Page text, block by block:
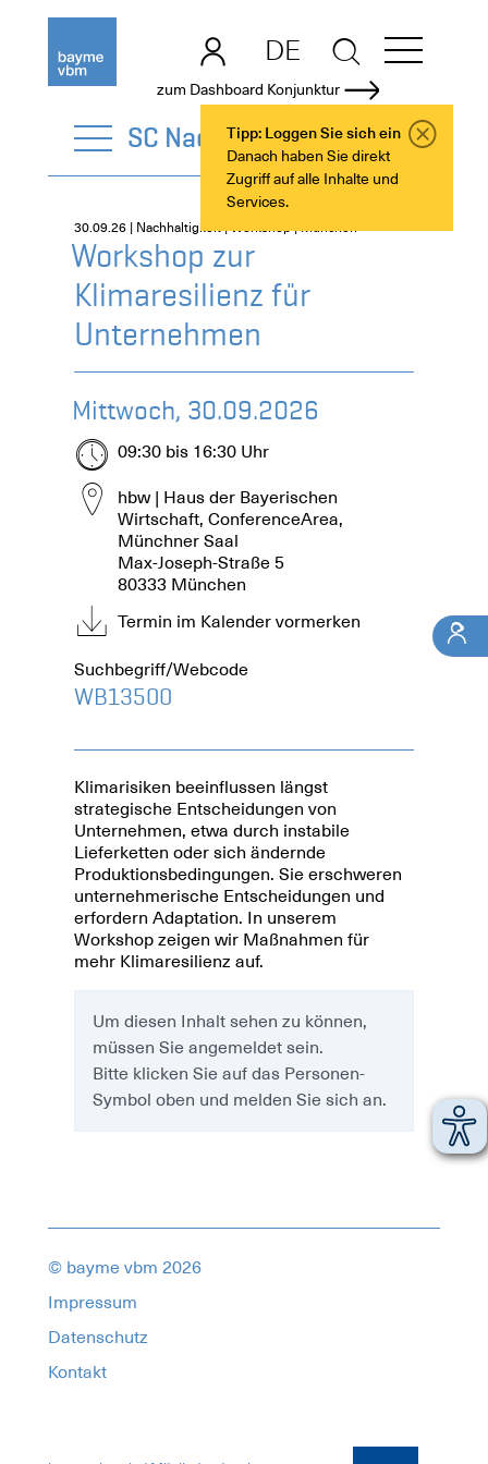
zum Dashboard Konjunktur
Tipp: Loggen Sie sich ein
Danach haben Sie direkt
Zugriff auf alle Inhalte und
Services.
DE
EN
SC Nachhaltigkeit
30.09.26 | Nachhaltigkeit | Workshop | München
Workshop zur
Klimaresilienz für
Unternehmen
Mittwoch, 30.09.2026
09:30 bis 16:30 Uhr
hbw | Haus der Bayerischen
Wirtschaft, ConferenceArea,
Münchner Saal
Max-Joseph-Straße 5
80333 München
Termin im Kalender vormerken
Suchbegriff/Webcode
WB13500
Klimarisiken beeinflussen längst
strategische Entscheidungen von
Unternehmen, etwa durch instabile
Lieferketten oder sich ändernde
Produktionsbedingungen. Sie erschweren
unternehmerische Entscheidungen und
erfordern Adaptation. In unserem
Workshop zeigen wir Maßnahmen für
mehr Klimaresilienz auf.
Um diesen Inhalt sehen zu können,
müssen Sie angemeldet sein.
Bitte klicken Sie auf das Personen-
Symbol oben und melden Sie sich an.
© bayme vbm 2026
Impressum
Datenschutz
Kontakt